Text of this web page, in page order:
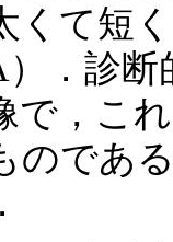
くて短
）．診
で，こ
のであ